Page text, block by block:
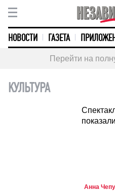
НОВОСТИ ГАЗЕТА
Перейти на
КУЛЬТУРА
Анна